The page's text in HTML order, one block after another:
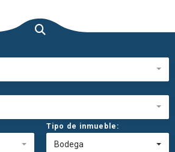
Tipo de inmueble:
Bodega